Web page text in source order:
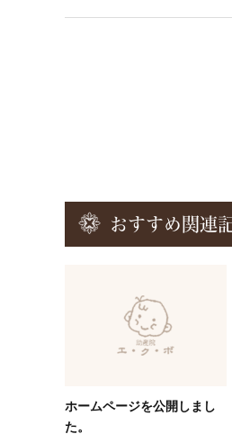
おすすめ関連
ホームページを公開しまし
た。